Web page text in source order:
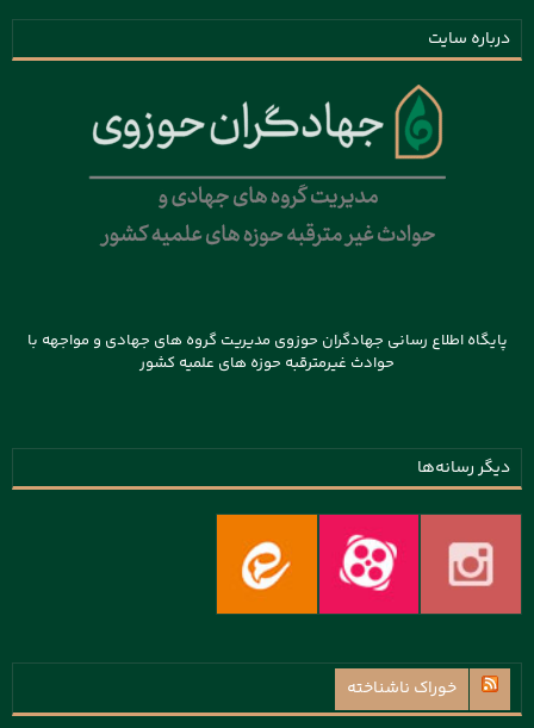
درباره سایت
پایگاه اطلاع رسانی جهادگران حوزوی مدیریت گروه های جهادی و مواجهه با
حوادث غیرمترقبه حوزه های علمیه کشور
دیگر رسانه‌ها
خوراک ناشناخته